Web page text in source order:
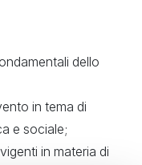
dello
in tema di
e sociale;
vigenti in materia di